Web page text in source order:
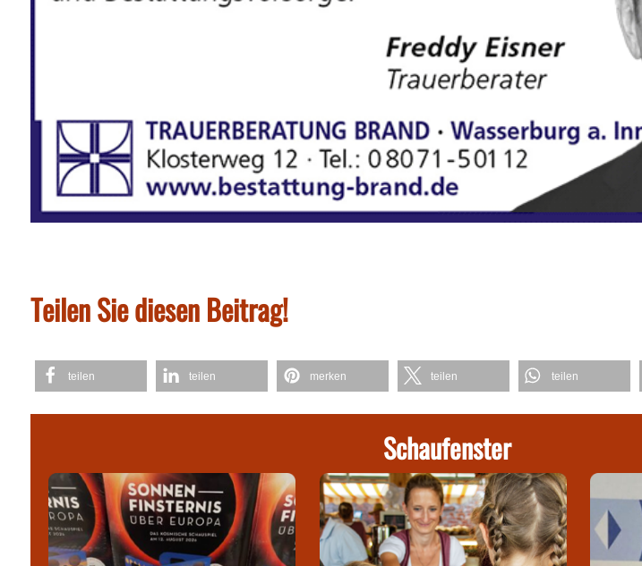
Teilen Sie diesen Beitrag!
teilen teilen merken teilen teilen
Schaufenster